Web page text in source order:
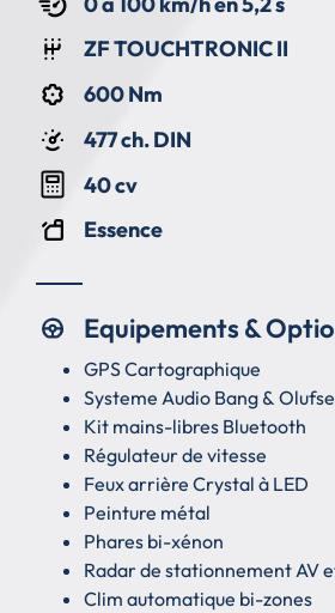
ZF TOUCHTRONIC II
600 Nm
477 ch. DIN
40 cv
Essence
Equipements &
GPS Cartographique
Systeme Audio Bang &
Kit mains-libres Bluetooth
Régulateur de vitesse
Feux arrière Crystal à LED
Peinture métal
Phares bi-xénon
Radar de stationnement AV
Clim automatique bi-zones